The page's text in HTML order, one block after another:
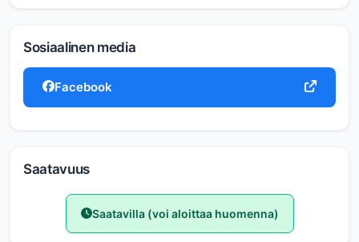
Sosiaalinen media
Facebook
Saatavuus
Saatavilla (voi aloittaa huomenna)